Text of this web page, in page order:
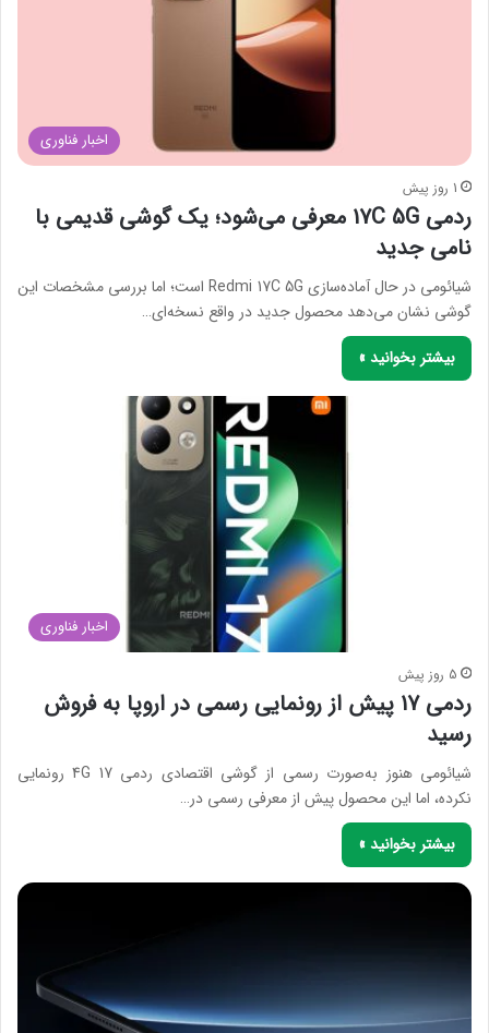
اخبار فناوری
1 روز پیش
ردمی 17C 5G معرفی می‌شود؛ یک گوشی قدیمی با
نامی جدید
شیائومی در حال آماده‌سازی Redmi 17C 5G است؛ اما بررسی مشخصات این
گوشی نشان می‌دهد محصول جدید در واقع نسخه‌ای…
بیشتر بخوانید »
اخبار فناوری
5 روز پیش
ردمی 17 پیش از رونمایی رسمی در اروپا به فروش
رسید
شیائومی هنوز به‌صورت رسمی از گوشی اقتصادی ردمی 17 4G رونمایی
نکرده، اما این محصول پیش از معرفی رسمی در…
بیشتر بخوانید »